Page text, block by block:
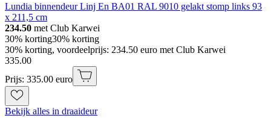
Lundia binnendeur Linj En BA01 RAL 9010 gelakt stomp links 93
x 211,5 cm
234.50 met Club Karwei
30% korting30% korting
30% korting, voordeelprijs: 234.50 euro met Club Karwei
335.00
Prijs: 335.00 euro
Bekijk alles in draaideur